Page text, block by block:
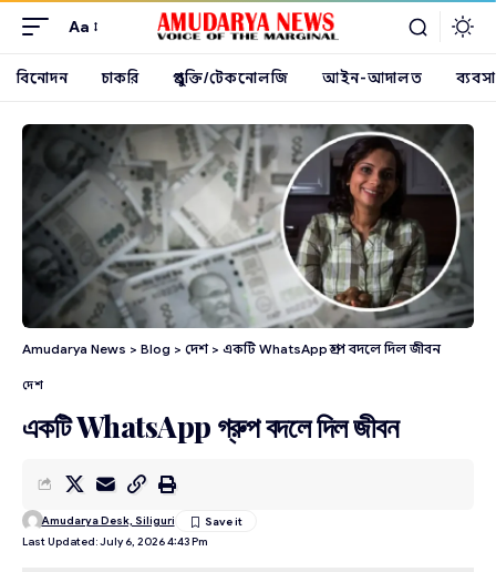
Aa
বিনোদন চাকরি প্রযুক্তি/টেকনোলজি আইন-আদালত ব্যবসা
Amudarya News > Blog > দেশ> একটি WhatsApp গ্রুপ বদলে দিল জীবন
দেশ
একটি WhatsApp গ্রুপ বদলে দিল জীবন
Last Updated: July 6, 2026 4:43 Pm
Amudarya Desk, Siliguri